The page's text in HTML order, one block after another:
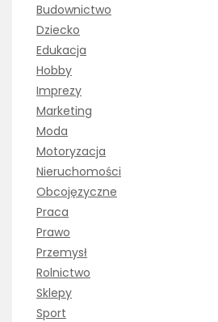
Budownictwo
Dziecko
Edukacja
Hobby
Imprezy
Marketing
Moda
Motoryzacja
Nieruchomości
Obcojęzyczne
Praca
Prawo
Przemysł
Rolnictwo
Sklepy
Sport